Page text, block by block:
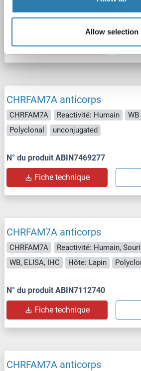
Allow selection
Fiche technique
CHRFAM7A anticorps
CHRFAM7A Reactivité: Humain WB
Polyclonal
unconjugated
N° du produit ABIN7469277
Fiche technique
CHRFAM7A anticorps
CHRFAM7A
Reactivité: Humain,
WB, ELISA, IHC
Hôte: Lapin
N° du produit ABIN7112740
Fiche technique
CHRFAM7A anticorps